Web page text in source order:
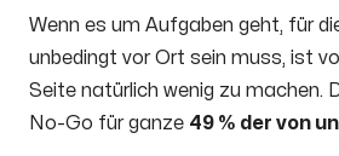
Wenn es um Aufgaben geht, für
unbedingt vor Ort sein muss, ist
Seite natürlich wenig zu machen.
No-Go für ganze 49 % der von